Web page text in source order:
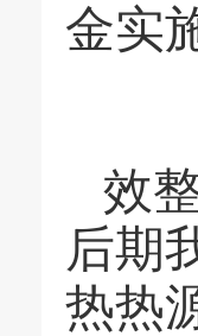
金实
效
后期
热热